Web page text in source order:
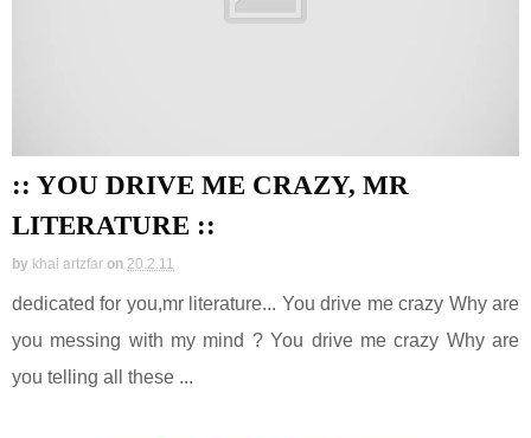
:: YOU DRIVE ME CRAZY, MR
LITERATURE ::
by khai artzfar on 20.2.11
dedicated for you,mr literature... You drive me crazy Why are
you messing with my mind ? You drive me crazy Why are
you telling all these ...